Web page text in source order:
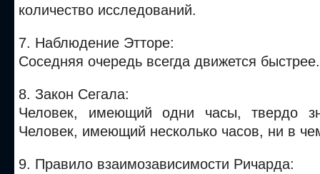
количество исследований.
7. Наблюдение Этторе:
Соседняя очередь всегда движется быстрее.
8. Закон Сегала:
Человек, имеющий одни часы, твердо
Человек, имеющий несколько часов, ни в
9. Правило взаимозависимости Ричарда: